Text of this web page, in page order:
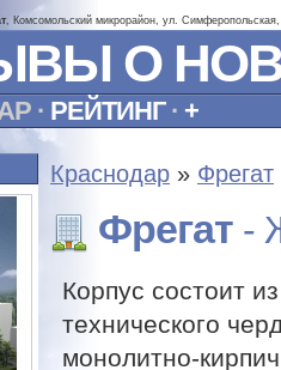
, Комсомольский микрорайон, ул.
О
· РЕЙТИНГ· +
Краснодар » Фрегат
Фрегат -
Корпус состоит
технического
монолитно-